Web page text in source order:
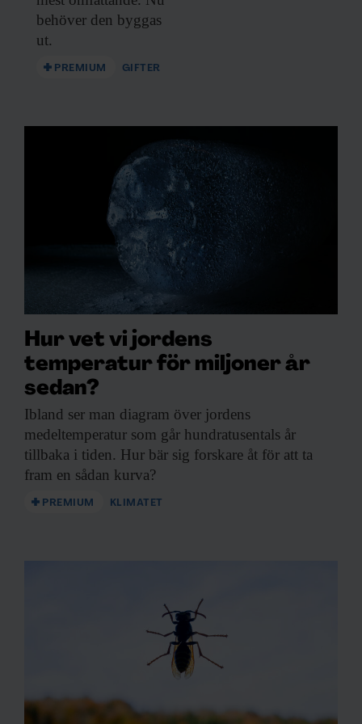
behöver den byggas
ut.
PREMIUM GIFTER
Hur vet vi jordens
temperatur för miljoner år
sedan?
Ibland ser man diagram över jordens
medeltemperatur som går hundratusentals år
tillbaka i tiden. Hur bär sig forskare åt för att ta
fram en sådan kurva?
PREMIUM KLIMATET